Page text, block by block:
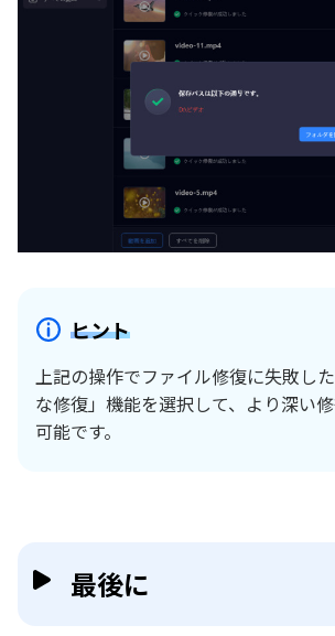
ヒント
上記の操作でファイル修復に失敗し
な修復」機能を選択して、より深い
可能です。
最後に